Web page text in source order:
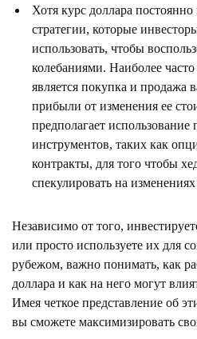
Хотя курс доллара
стратегии, которые
использовать, чтобы
колебаниями. Наиболее
является покупка и продажа
прибыли от изменения ее
предполагает
инструментов, таких как
контракты, для того чтобы
спекулировать на
Независимо от того,
или просто используете их для
рубежом, важно понимать, как
доллара и как на него могут
Имея четкое представление об
вы сможете максимизировать